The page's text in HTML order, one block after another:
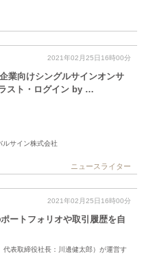
2021年02月25日16時00分
業向けシングルサインオンサ
スト・ログイン by …
サイン株式会社
ニュースライター
2021年02月25日16時00分
ートフォリオや取引履歴を自
表取締役社長：川邊健太郎）が運営す